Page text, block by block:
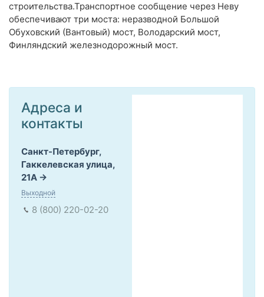
строительства.Транспортное сообщение через Неву
обеспечивают три моста: неразводной Большой
Обуховский (Вантовый) мост, Володарский мост,
Финляндский железнодорожный мост.
Адреса и
контакты
Санкт-Петербург,
Гаккелевская улица,
21А
Выходной
8 (800) 220-02-20